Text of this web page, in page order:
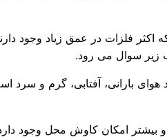
اکثر فلزات در عمق زیاد وجود
زیر سوال می رود.
بارانی، آفتابی، گرم و
فرکانس دستگاه گنج یاب باید زیاد باشد. در برخی انواع پرقدرت